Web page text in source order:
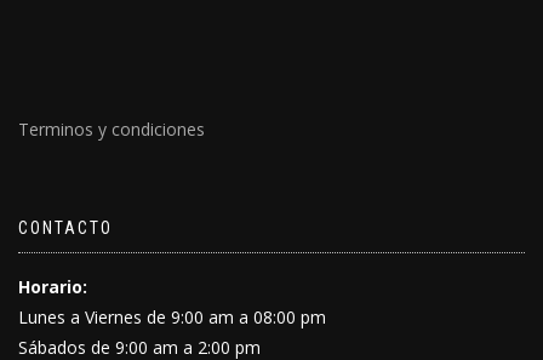
Terminos y condiciones
CONTACTO
Horario:
Lunes a Viernes de 9:00 am a 08:00 pm
Sábados de 9:00 am a 2:00 pm